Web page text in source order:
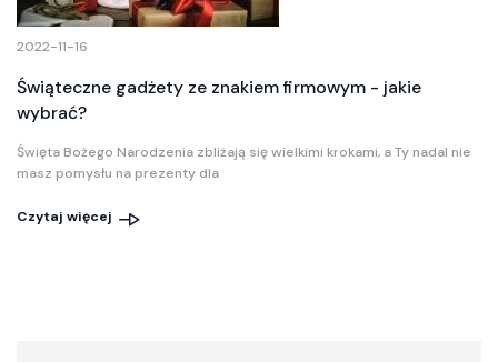
2022-11-16
Świąteczne gadżety ze znakiem firmowym - jakie
wybrać?
Święta Bożego Narodzenia zbliżają się wielkimi krokami, a Ty nadal nie
masz pomysłu na prezenty dla
Czytaj więcej